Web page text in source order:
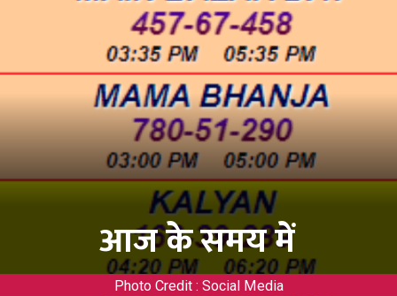
Photo Credit : Social Media
आज के समय में